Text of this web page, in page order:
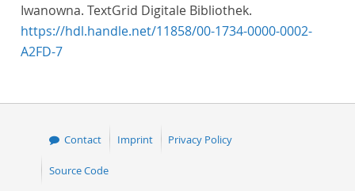
Iwanowna. TextGrid Digitale Bibliothek.
https://hdl.handle.net/11858/00-1734-0000-0002-
A2FD-7
Contact Imprint Privacy Policy
Source Code